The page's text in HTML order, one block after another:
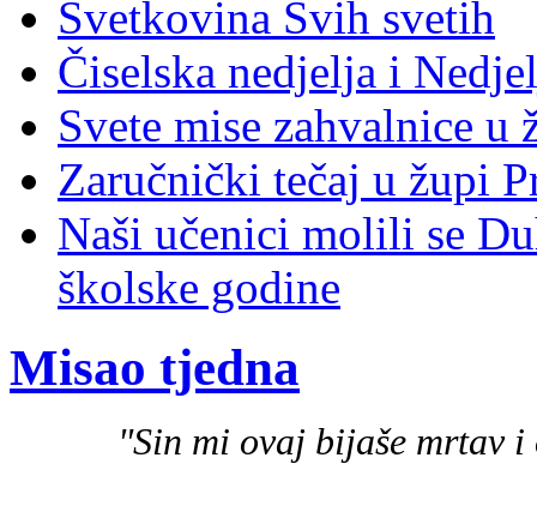
Svetkovina Svih svetih
Čiselska nedjelja i
Svete mise zahvalnice u
Zaručnički tečaj u župi
Naši učenici molili se
školske godine
Misao tjedna
"Sin mi ovaj bijaše mrtav